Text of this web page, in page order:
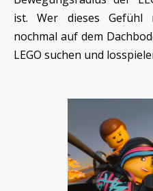
ist. Wer dieses
nochmal auf dem
LEGO suchen und